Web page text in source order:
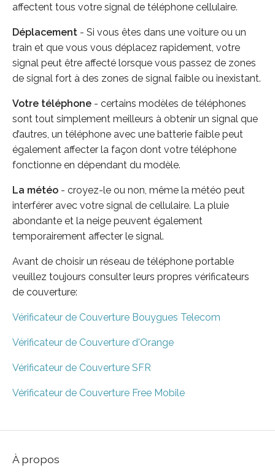
affectent tous votre signal de téléphone cellulaire.
Déplacement - Si vous êtes dans une voiture ou un
train et que vous vous déplacez rapidement, votre
signal peut être affecté lorsque vous passez de zones
de signal fort à des zones de signal faible ou inexistant.
Votre téléphone - certains modèles de téléphones
sont tout simplement meilleurs à obtenir un signal que
d’autres, un téléphone avec une batterie faible peut
également affecter la façon dont votre téléphone
fonctionne en dépendant du modèle.
La météo - croyez-le ou non, même la météo peut
interférer avec votre signal de cellulaire. La pluie
abondante et la neige peuvent également
temporairement affecter le signal.
Avant de choisir un réseau de téléphone portable
veuillez toujours consulter leurs propres vérificateurs
de couverture:
Vérificateur de Couverture Bouygues Telecom
Vérificateur de Couverture d'Orange
Vérificateur de Couverture SFR
Vérificateur de Couverture Free Mobile
À propos